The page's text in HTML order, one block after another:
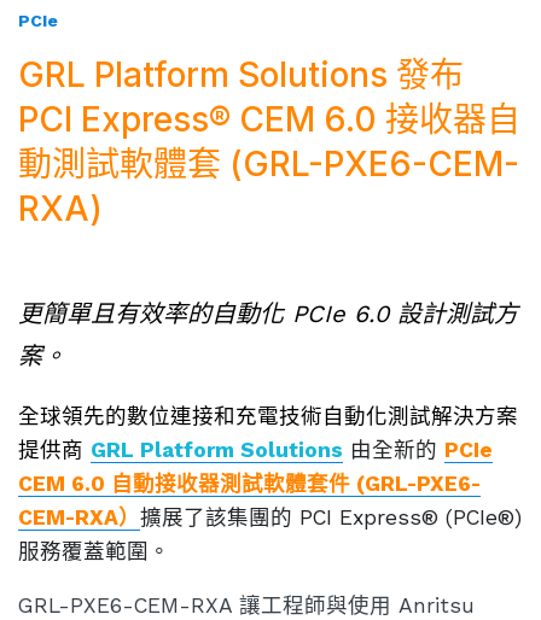
PCIe
GRL Platform Solutions 發布
PCI Express® CEM 6.0 接收器自
動測試軟體套 (GRL-PXE6-CEM-
RXA)
更簡單且有效率的自動化 PCIe 6.0 設計測試方
案。
全球領先的數位連接和充電技術自動化測試解決方案
提供商 GRL Platform Solutions 由全新的 PCIe
CEM 6.0 自動接收器測試軟體套件 (GRL-PXE6-
CEM-RXA） 擴展了該集團的 PCI Express® (PCIe®)
服務覆蓋範圍。
GRL-PXE6-CEM-RXA 讓工程師與使用 Anritsu